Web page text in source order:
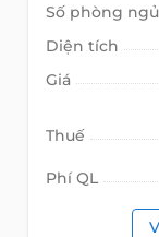
Số phòng ngủ
Diện tích
Giá
Thuế
Phí QL